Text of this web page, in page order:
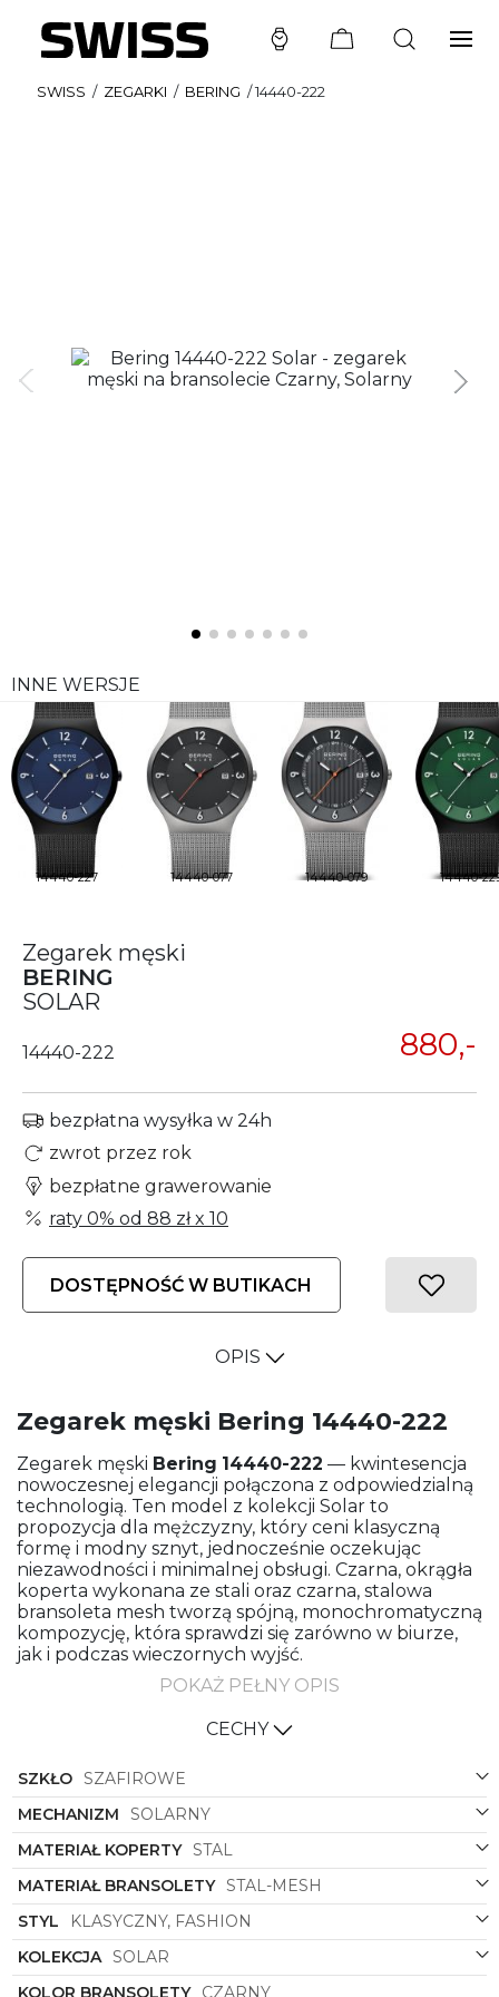
SWISS / ZEGARKI / BERING /14440-222
INNE WERSJE
14440-227 14440-077 14440-079 14440-
Zegarek męski
BERING
SOLAR
14440-222 880,-
bezpłatna wysyłka w 24h
zwrot przez rok
bezpłatne grawerowanie
raty 0% od 88 złx 10
DOSTĘPNOŚĆ W BUTIKACH
OPIS
Zegarek męski Bering 14440-222
Zegarek męski Bering 14440-222 — kwintesencja
nowoczesnej elegancji połączona z odpowiedzialną
technologią. Ten model z kolekcji Solar to
propozycja dla mężczyzny, który ceni klasyczną
formę i modny sznyt, jednocześnie oczekując
niezawodności i minimalnej obsługi. Czarna, okrągła
koperta wykonana ze stali oraz czarna, stalowa
bransoleta mesh tworzą spójną, monochromatyczną
kompozycję, która sprawdzi się zarówno w biurze,
jak i podczas wieczornych wyjść.
Design: Styl Fashion/Klasyczny
postawili na ponadczasową
prostotę. Okrągła koperta o klasycznych
subtelne detale tworzą zegarek, który nie krzyczy
— mówi. To idealne połączenie mody i tradycji:
model na tyle wyrafinowany, by podkreślić formalny
strój, a jednocześnie na tyle współczesny, by
pasować do codziennych, smart-casualowych
stylizacji.
Materiały i wykonanie
Solidna stalowa koperta daje pewność trwałości i
odporność na codzienne użytkowanie, a stalowa
POKAŻ PEŁNY OPIS
CECHY
SZKŁO SZAFIROWE
MECHANIZM
SOLARNY
MATERIAŁ KOPERTY STAL
MATERIAŁ BRANSOLETY STAL-MESH
STYL
KLASYCZNY, FASHION
KOLEKCJA SOLAR
KOLOR BRANSOLETY CZARNY